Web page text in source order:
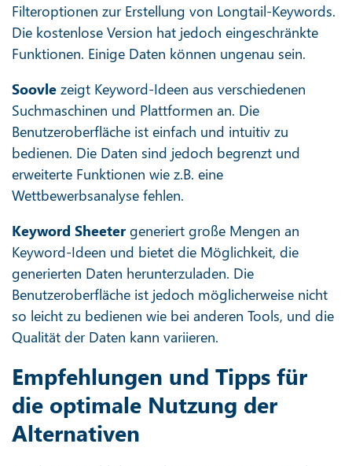
Filteroptionen zur Erstellung von Longtail-Keywords.
Die kostenlose Version hat jedoch eingeschränkte
Funktionen. Einige Daten können ungenau sein.
Soovle zeigt Keyword-Ideen aus verschiedenen
Suchmaschinen und Plattformen an. Die
Benutzeroberfläche ist einfach und intuitiv zu
bedienen. Die Daten sind jedoch begrenzt und
erweiterte Funktionen wie z.B. eine
Wettbewerbsanalyse fehlen.
Keyword Sheeter generiert große Mengen an
Keyword-Ideen und bietet die Möglichkeit, die
generierten Daten herunterzuladen. Die
Benutzeroberfläche ist jedoch möglicherweise nicht
so leicht zu bedienen wie bei anderen Tools, und die
Qualität der Daten kann variieren.
Empfehlungen und Tipps für
die optimale Nutzung der
Alternativen